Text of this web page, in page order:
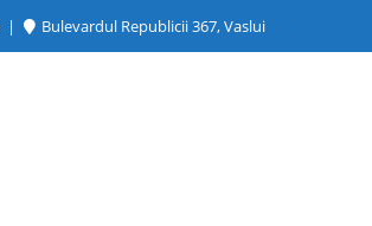
Bulevardul Republicii 367, Vaslui